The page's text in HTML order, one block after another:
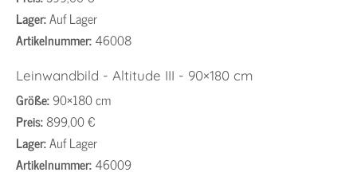
Lager:Auf Lager
Artikelnummer:46008
Leinwandbild - Altitude III - 90×180 cm
Größe:90×180 cm
Preis:899,00 €
Lager:Auf Lager
Artikelnummer:46009